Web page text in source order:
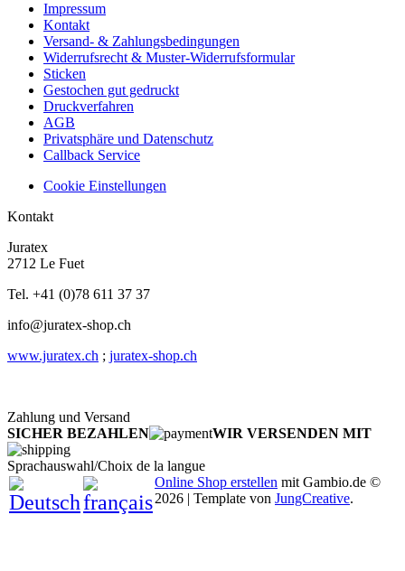
Impressum
Kontakt
Versand- & Zahlungsbedingungen
Widerrufsrecht & Muster-Widerrufsformular
Sticken
Gestochen gut gedruckt
Druckverfahren
AGB
Privatsphäre und Datenschutz
Callback Service
Cookie Einstellungen
Kontakt
Juratex
2712 Le Fuet
Tel. +41 (0)78 611 37 37
info@juratex-shop.ch
www.juratex.ch ; juratex-shop.ch
Zahlung und Versand
SICHER BEZAHLEN
WIR VERSENDEN MIT
Sprachauswahl/Choix de la langue
Online Shop erstellen mit Gambio.de ©
2026 | Template von JungCreative.